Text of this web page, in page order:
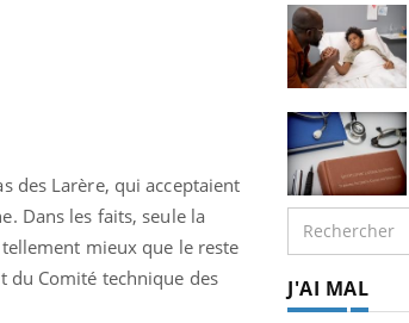
des Larère, qui acceptaient
Dans les faits, seule la
mieux que le reste
du Comité technique des
J'AI MAL